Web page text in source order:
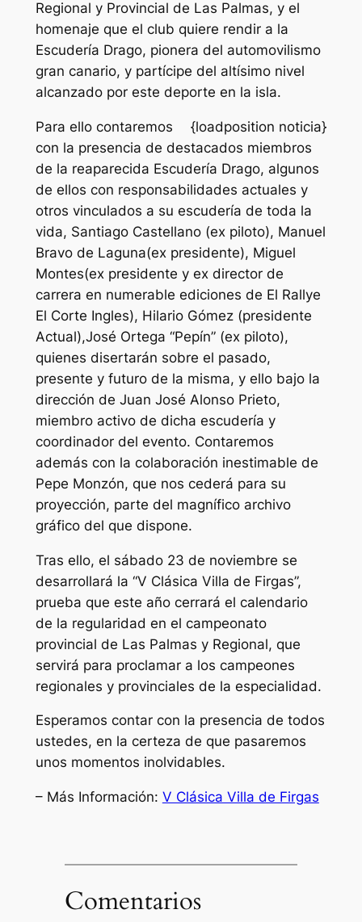
Regional y Provincial de Las Palmas, y el
homenaje que el club quiere rendir a la
Escudería Drago, pionera del automovilismo
gran canario, y partícipe del altísimo nivel
alcanzado por este deporte en la isla.
{loadposition noticia}
Para ello contaremos
con la presencia de destacados miembros
de la reaparecida Escudería Drago, algunos
de ellos con responsabilidades actuales y
otros vinculados a su escudería de toda la
vida, Santiago Castellano (ex piloto), Manuel
Bravo de Laguna(ex presidente), Miguel
Montes(ex presidente y ex director de
carrera en numerable ediciones de El Rallye
El Corte Ingles), Hilario Gómez (presidente
Actual),José Ortega “Pepín” (ex piloto),
quienes disertarán sobre el pasado,
presente y futuro de la misma, y ello bajo la
dirección de Juan José Alonso Prieto,
miembro activo de dicha escudería y
coordinador del evento. Contaremos
además con la colaboración inestimable de
Pepe Monzón, que nos cederá para su
proyección, parte del magnífico archivo
gráfico del que dispone.
Tras ello, el sábado 23 de noviembre se
desarrollará la “V Clásica Villa de Firgas”,
prueba que este año cerrará el calendario
de la regularidad en el campeonato
provincial de Las Palmas y Regional, que
servirá para proclamar a los campeones
regionales y provinciales de la especialidad.
Esperamos contar con la presencia de todos
ustedes, en la certeza de que pasaremos
unos momentos inolvidables.
– Más Información: V Clásica Villa de Firgas
Comentarios